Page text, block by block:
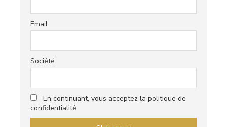
Email
Société
En continuant, vous acceptez la politique de
confidentialité